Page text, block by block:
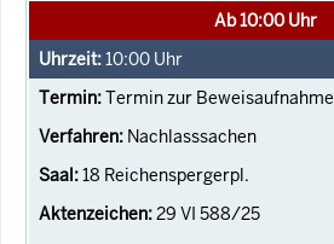
Ab 10:00 Uhr
10:00 Uhr
Termin zur Beweisaufnahme
Nachlasssachen
18 Reichenspergerpl.
29 VI 588/25